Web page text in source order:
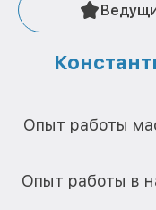
Опыт работы
Опыт работы в